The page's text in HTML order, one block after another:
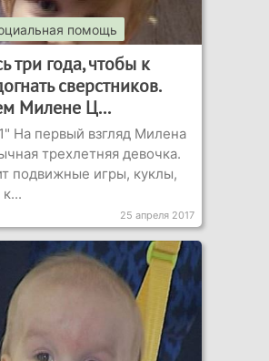
помощь
три года, чтобы к
сверстников.
Милене Ц...
На первый взгляд Милена
трехлетняя девочка.
подвижные игры, куклы,
25 апреля 2017